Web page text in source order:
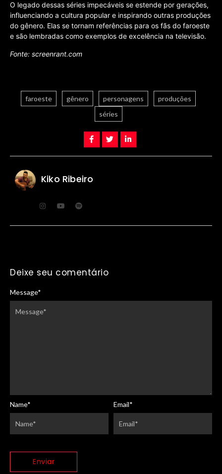
O legado dessas séries impecáveis se estende por gerações,
influenciando a cultura popular e inspirando outras produções
do gênero. Elas se tornam referências para os fãs do faroeste
e são lembradas como exemplos de excelência na televisão.
Fonte: screenrant.com
faroeste gênero personagens
produções
séries
Kiko Ribeiro
Deixe seu comentário
Message*
Name* Email*